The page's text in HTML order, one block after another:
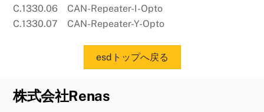
C.1330.06 CAN-Repeater-I-Opto
C.1330.07 CAN-Repeater-Y-Opto
esdトップへ戻る
株式会社Renas